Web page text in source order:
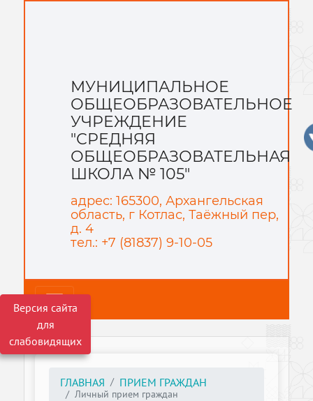
Версия сайта
для
слабовидящих
МУНИЦИПАЛЬНОЕ
ОБЩЕОБРАЗОВАТЕЛЬНОЕ
УЧРЕЖДЕНИЕ
"СРЕДНЯЯ
ОБЩЕОБРАЗОВАТЕЛЬНАЯ
ШКОЛА № 105"
адрес: 165300, Архангельская
область, г Котлас, Таёжный пер,
д. 4
тел.: +7 (81837) 9-10-05
ГЛАВНАЯ ПРИЕМ ГРАЖДАН
Личный прием граждан